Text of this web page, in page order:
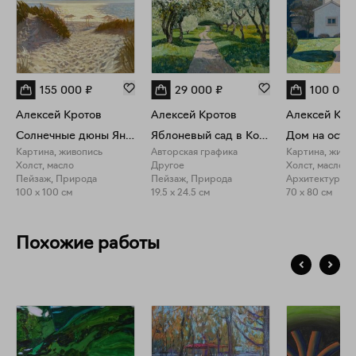
найти гармонию с природой".
155 000 ₽
Алексей Кротов
Солнечные дюны Янтарного пляжа
Картина, живопись
Холст, масло
Пейзаж, Природа
100 x 100 см
29 000 ₽
Алексей Кротов
Яблоневый сад в Коломенском
Авторская графика
Другое
Пейзаж, Природа
19.5 x 24.5 см
100 000
Алексей
Картина,
Холст, масло
Архитектура,
70 x 80 см
Похожие работы